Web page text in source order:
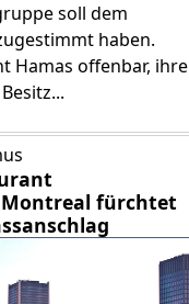
soll dem
haben.
Hamas offenbar, ihre
fürchtet